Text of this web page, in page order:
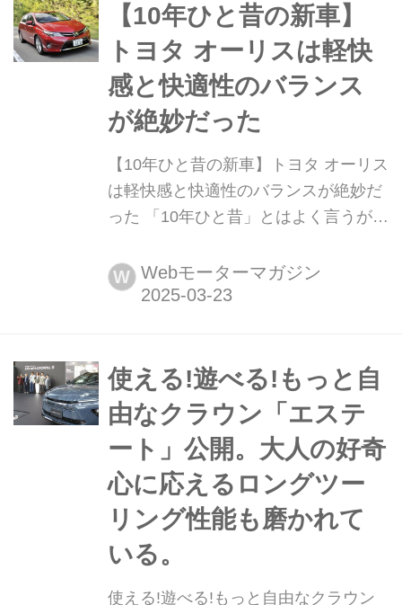
【10年ひと昔の新車】
トヨタ オーリスは軽快
感と快適性のバランス
が絶妙だった
【10年ひと昔の新車】トヨタ オーリス
は軽快感と快適性のバランスが絶妙だ
った 「10年ひと昔」とはよく言うが、
重視する傾向が強まっていた。そんな
時代のニューモデル試乗記を当時の記
W Webモーターマガジン
使える!遊べる!もっと自
由なクラウン「エステ
ート」公開。大人の好奇
心に応えるロングツー
リング性能も磨かれて
いる。
使える!遊べる!もっと自由なクラウン